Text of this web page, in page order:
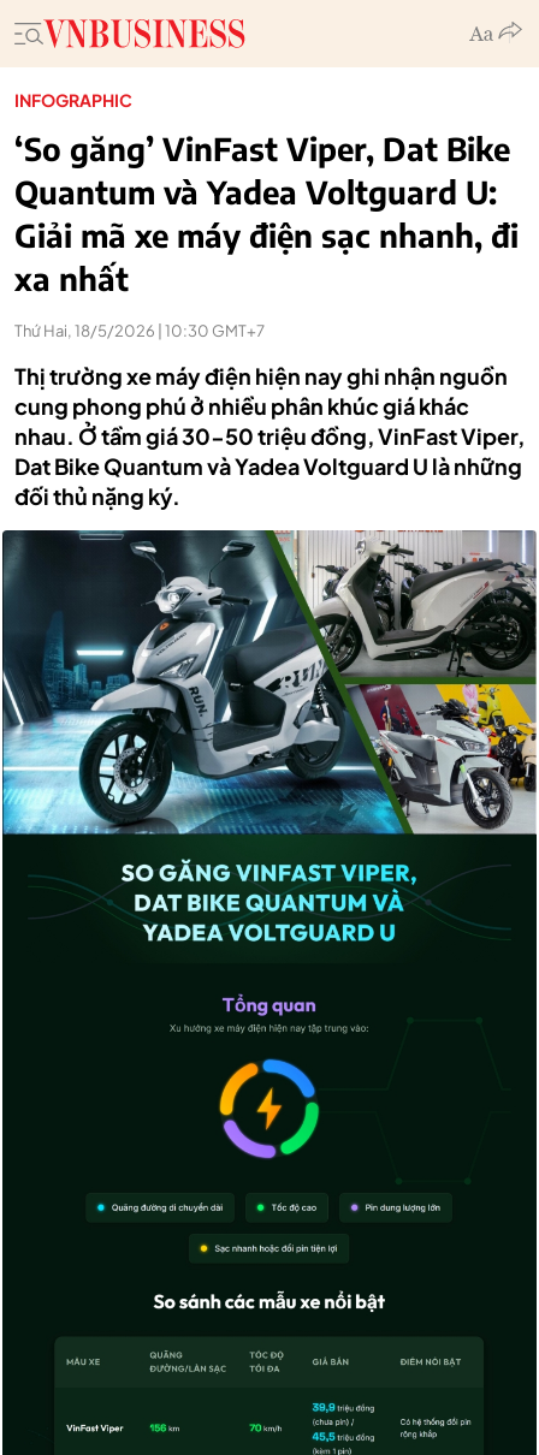
INFOGRAPHIC
‘So găng’ VinFast Viper, Dat Bike
Quantum và Yadea Voltguard U:
Giải mã xe máy điện sạc nhanh, đi
xa nhất
Thứ Hai, 18/5/2026 | 10:30 GMT+7
Thị trường xe máy điện hiện nay ghi nhận nguồn
cung phong phú ở nhiều phân khúc giá khác
nhau. Ở tầm giá 30-50 triệu đồng, VinFast Viper,
Dat Bike Quantum và Yadea Voltguard U là những
đối thủ nặng ký.